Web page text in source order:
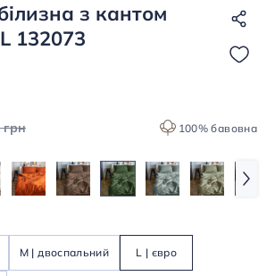
з кантом
132073
грн 100% бавовна
M | двоспальний L | євро